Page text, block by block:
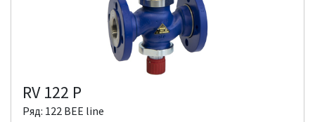
RV 122 P
Ряд: 122 BEE line